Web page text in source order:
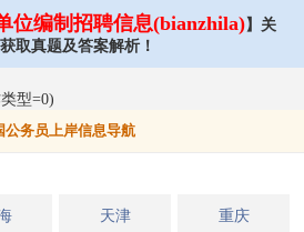
位编制招聘信息(bianzhila)】关
取真题及答案解析！
型=0)
公务员上岸信息导航
天津 重庆